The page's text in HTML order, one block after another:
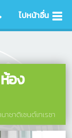
ไปหน้าอื่น
อง
าชาติเซนต์เทเรซา